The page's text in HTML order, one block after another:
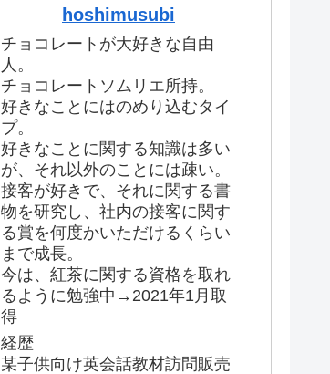
hoshimusubi
チョコレートが大好きな自由
人。
チョコレートソムリエ所持。
好きなことにはのめり込むタイ
プ。
好きなことに関する知識は多い
が、それ以外のことには疎い。
接客が好きで、それに関する書
物を研究し、社内の接客に関す
る賞を何度かいただけるくらい
まで成長。
今は、紅茶に関する資格を取れ
るように勉強中→2021年1月取
得
経歴
某子供向け英会話教材訪問販売